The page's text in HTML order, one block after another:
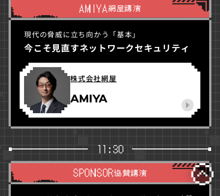
AMIYA網屋講演
現代の脅威に立ち向かう「基本」
今こそ見直すネットワークセキュリティ
株式会社網屋
11:30
SPONSOR協賛講演